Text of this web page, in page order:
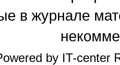
в журнале
by IT-center